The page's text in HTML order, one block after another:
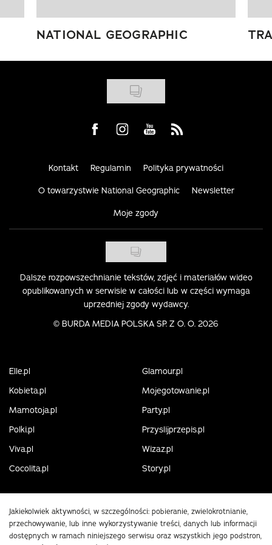
NATIONAL GEOGRAPHIC
Visit us on Facebook
Visit us on Instagram
Visit us on Youtube
Visit us on Rss
Kontakt Regulamin Polityka prywatności
O towarzystwie National Geographic Newsletter
Moje zgody
Dalsze rozpowszechnianie tekstów, zdjęć i materiałów wideo
opublikowanych w serwisie w całości lub w części wymaga
uprzedniej zgody wydawcy.
© BURDA MEDIA POLSKA SP. Z O. O. 2026
Elle.pl
Glamour.pl
Kobieta.pl
Mojegotowanie.pl
Mamotoja.pl
Party.pl
Polki.pl
Przyslijprzepis.pl
Viva.pl
Wizaz.pl
Cocolita.pl
Story.pl
Jakiekolwiek aktywności, w szczególności: pobieranie, zwielokrotnianie,
przechowywanie, lub inne wykorzystywanie treści, danych lub informacji
dostępnych w ramach niniejszego serwisu oraz wszystkich jego podstron,